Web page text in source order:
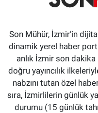
Son Mühür, İzmir’in
dinamik yerel haber
anlık İzmir son dakika
doğru yayıncılık
nabzını tutan özel
sıra, İzmirlilerin günlük
durumu (15 günlük